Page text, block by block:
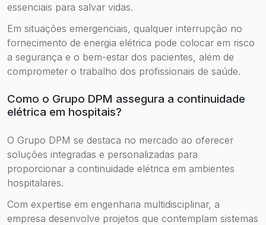
essenciais para salvar vidas.
Em situações emergenciais, qualquer interrupção no
fornecimento de energia elétrica pode colocar em risco
a segurança e o bem-estar dos pacientes, além de
comprometer o trabalho dos profissionais de saúde.
Como o Grupo DPM assegura a continuidade
elétrica em hospitais?
O Grupo DPM se destaca no mercado ao oferecer
soluções integradas e personalizadas para
proporcionar a continuidade elétrica em ambientes
hospitalares.
Com expertise em engenharia multidisciplinar, a
empresa desenvolve projetos que contemplam sistemas